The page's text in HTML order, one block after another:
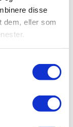
disse
dem, eller som